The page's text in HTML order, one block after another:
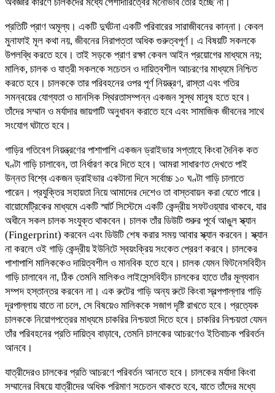
প্রতিটি প্রাণ অমূল্য। একটি দুর্ঘটনা একটি পরিবারের সারাজীবনের কান্না। কেবল
মুনাফাই মূল কথা নয়, জীবনের নিরাপত্তা অধিক গুরুত্বপূর্ণ। এ বিষয়টি সকলকে
উপলব্ধি করতে হবে। তাই সড়কে প্রাণ রক্ষা কেবল আইন প্রয়োগের মাধ্যমে নয়;
মালিক, চালক ও যাত্রী সকলকে সচেতন ও দায়িত্বশীল আচরণের মাধ্যমে নিশ্চিত
করতে হবে। চালককে তার পরিবহনের ওপর পূর্ণ নিয়ন্ত্রণ, রাস্তা এবং গতির
সমন্বয়ের যোগ্যতা ও মানসিক স্থিরতাসম্পন্ন একজন সুস্থ মানুষ হতে হবে।
তাঁদের সম্মান ও মর্যাদার জায়গাটি অনুধাবন করাতে হবে এবং সামাজিক জীবনের সাথে
সংযোগ ঘটাতে হবে।
গাড়ির গতিবেগ নিয়ন্ত্রণের পাশাপাশি একজন ড্রাইভার সপ্তাহে কিংবা দৈনিক কত
ঘণ্টা গাড়ি চালাবেন, তা নির্ধারণ করে দিতে হবে। আমরা সাধারণত দেখতে পাই
উন্নত বিশ্বে একজন ড্রাইভার একটানা দিনে সর্বোচ্চ ১০ ঘণ্টা গাড়ি চালাতে
পারেন। প্রযুক্তির সহায়তা নিয়ে আমাদের দেশেও তা বাস্তবায়ন করা যেতে পারে।
বায়োমেট্রিকের মাধ্যমে একটি স্মার্ট সিস্টেমে একটি কেন্দ্রীয় সফটওয়্যার থাকবে, যার
অধীনে সকল চালক সংযুক্ত থাকবেন। চালক তাঁর ডিউটি শুরুর পূর্বে আঙুল স্ক্যান
(Fingerprint) করবেন এবং ডিউটি শেষ করার সময় আবার স্ক্যান করবেন। স্ক্যান
না করলে ওই গাড়ি কেন্দ্রীয় ইউনিটে স্বয়ংক্রিয় সংকেত প্রেরণ করবে। চালকের
পাশাপাশি মালিককেও দায়িত্বশীল ও মানবিক হতে হবে। চালক যেমন ফিটনেসবিহীন
গাড়ি চালাবেন না, ঠিক তেমনি মালিকও লাইসেন্সবিহীন চালকের হাতে তাঁর মূল্যবান
সম্পদ হস্তান্তর করবেন না। এক রুটের গাড়ি অন্য রুটে কিংবা স্বল্পপাল্লার গাড়ি
দূরপাল্লায় যাতে না চলে, সে বিষয়েও মালিককে সজাগ দৃষ্টি রাখতে হবে। প্রত্যেক
চালককে নিয়োগপত্রের মাধ্যমে চাকরির নিশ্চয়তা দিতে হবে। চাকরির নিশ্চয়তা যেমন
তাঁর পরিবহনের প্রতি দায়িত্ব বাড়াবে, তেমনি চালকের আচরণেও ইতিবাচক পরিবর্তন
আনবে।
যাত্রীদেরও চালকের প্রতি আচরণে পরিবর্তন আনতে হবে। চালকের মর্যাদা কিংবা
সম্মানের বিষয়ে যাত্রীদের অধিক পরিমাণ সচেতন থাকতে হবে, যাতে তাঁদের মধ্যে